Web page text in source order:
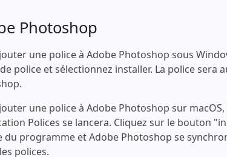
Photoshop
une police à Adobe Photoshop sous
police et sélectionnez installer. La police sera
une police à Adobe Photoshop sur
Polices se lancera. Cliquez sur le bouton
du programme et Adobe Photoshop se
polices.